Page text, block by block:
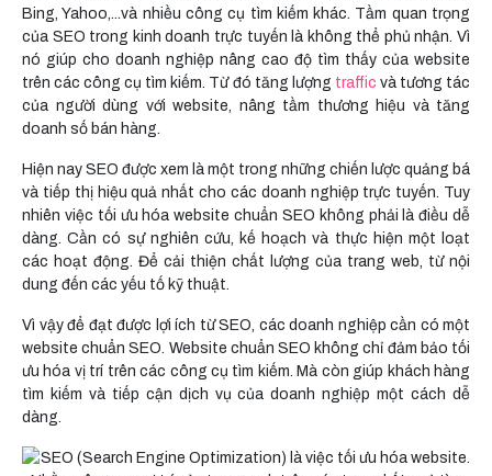
Bing, Yahoo,...và nhiều công cụ tìm kiếm khác. Tầm quan trọng
của SEO trong kinh doanh trực tuyến là không thể phủ nhận. Vì
nó giúp cho doanh nghiệp nâng cao độ tìm thấy của website
trên các công cụ tìm kiếm. Từ đó tăng lượng traffic và tương tác
của người dùng với website, nâng tầm thương hiệu và tăng
doanh số bán hàng.
Hiện nay SEO được xem là một trong những chiến lược quảng bá
và tiếp thị hiệu quả nhất cho các doanh nghiệp trực tuyến. Tuy
nhiên việc tối ưu hóa website chuẩn SEO không phải là điều dễ
dàng. Cần có sự nghiên cứu, kế hoạch và thực hiện một loạt
các hoạt động. Để cải thiện chất lượng của trang web, từ nội
dung đến các yếu tố kỹ thuật.
Vì vậy để đạt được lợi ích từ SEO, các doanh nghiệp cần có một
website chuẩn SEO. Website chuẩn SEO không chỉ đảm bảo tối
ưu hóa vị trí trên các công cụ tìm kiếm. Mà còn giúp khách hàng
tìm kiếm và tiếp cận dịch vụ của doanh nghiệp một cách dễ
dàng.